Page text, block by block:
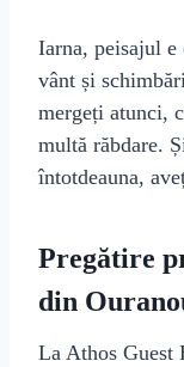
Iarna, peisajul
vânt și
mergeți atunci,
multă răbdare.
întotdeauna,
Pregătire
din
La Athos Guest